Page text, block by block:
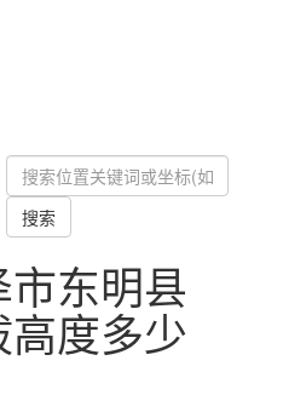
搜索
东明县
度多少